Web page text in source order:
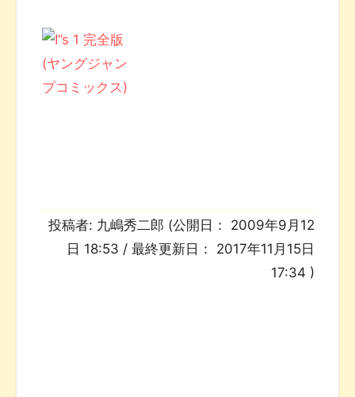
投稿者: 九嶋秀二郎 (公開日： 2009年9月12
日 18:53 / 最終更新日： 2017年11月15日
17:34 )